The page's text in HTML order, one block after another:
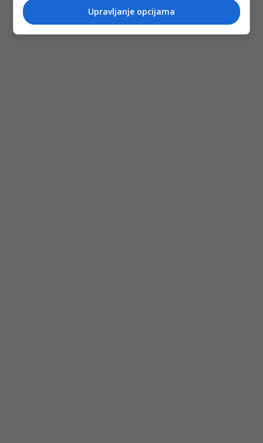
Upravljanje opcijama